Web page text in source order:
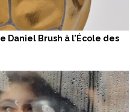
Daniel Brush à l’École des